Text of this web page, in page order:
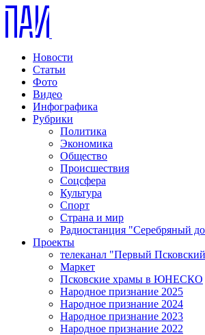
Новости
Статьи
Фото
Видео
Инфографика
Рубрики
Политика
Экономика
Общество
Происшествия
Соцсфера
Культура
Спорт
Страна и мир
Радиостанция "Серебряный
Проекты
телеканал "Первый
Маркет
Псковские храмы в ЮНЕСКО
Народное признание 2025
Народное признание 2024
Народное признание 2023
Народное признание 2022